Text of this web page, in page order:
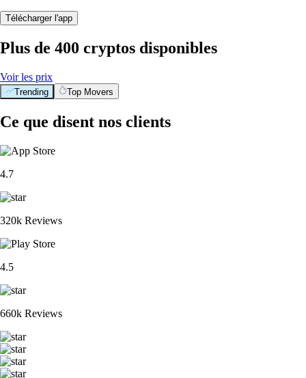
Télécharger l'app
Plus de 400 cryptos disponibles
Voir les prix
Trending Top Movers
Ce que disent nos clients
4.7
320k Reviews
4.5
660k Reviews